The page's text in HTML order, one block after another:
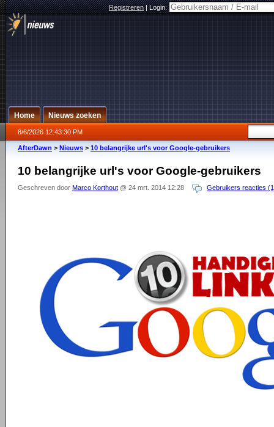
Registreren|Login:
Home Nieuws zoeken
8/6/2026 12:43:30 PM
AfterDawn > Nieuws > 10 belangrijke url's voor Google-gebruikers
10 belangrijke url's voor Google-gebruikers
Geschreven door Marco Korthout @ 24 mrt. 2014 12:28 Gebruikers reacties